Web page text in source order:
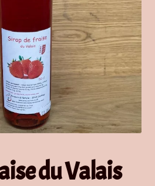
du Valais